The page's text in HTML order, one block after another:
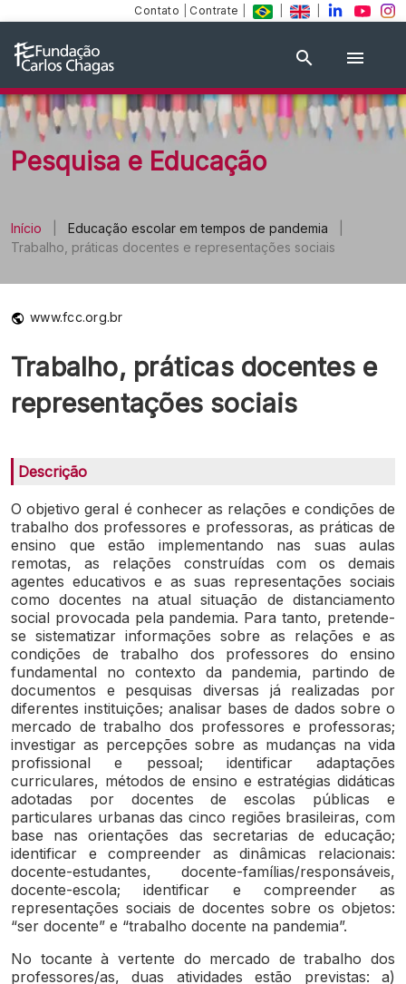
Contato Contrate
Pesquisa e Educação
Início Educação escolar em tempos de pandemia
Trabalho, práticas docentes e representações sociais
www.fcc.org.br
Trabalho, práticas docentes e
representações sociais
Descrição
O objetivo geral é conhecer as relações e condições de
trabalho dos professores e professoras, as práticas de
ensino que estão implementando nas suas aulas
remotas, as relações construídas com os demais
agentes educativos e as suas representações sociais
como docentes na atual situação de distanciamento
social provocada pela pandemia. Para tanto, pretende-
se sistematizar informações sobre as relações e as
condições de trabalho dos professores do ensino
fundamental no contexto da pandemia, partindo de
documentos e pesquisas diversas já realizadas por
diferentes instituições; analisar bases de dados sobre o
mercado de trabalho dos professores e professoras;
investigar as percepções sobre as mudanças na vida
profissional e pessoal; identificar adaptações
curriculares, métodos de ensino e estratégias didáticas
adotadas por docentes de escolas públicas e
particulares urbanas das cinco regiões brasileiras, com
base nas orientações das secretarias de educação;
identificar e compreender as dinâmicas relacionais:
docente-estudantes, docente-famílias/responsáveis,
docente-escola; identificar e compreender as
representações sociais de docentes sobre os objetos:
“ser docente” e “trabalho docente na pandemia”.
No tocante à vertente do mercado de trabalho dos
professores/as, duas atividades estão previstas: a)